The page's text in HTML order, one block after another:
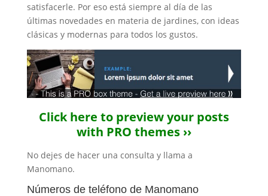
satisfacerle. Por eso está siempre al día de las
últimas novedades en materia de jardines, con ideas
clásicas y modernas para todos los gustos.
Click here to preview your posts
with PRO themes ››
No dejes de hacer una consulta y llama a
Manomano.
Números de teléfono de Manomano